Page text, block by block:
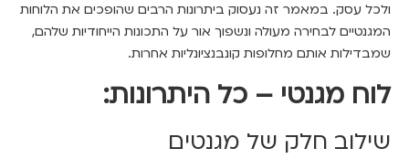
ולכל עסק. במאמר זה נעסוק ביתרונות הרבים שהופכים את הלוחות
המגנטיים לבחירה מעולה ונשפוך אור על התכונות הייחודיות שלהם,
שמבדילות אותם מחלופות קונבנציונליות אחרות.
לוח מגנטי – כל היתרונות:
שילוב חלק של מגנטים